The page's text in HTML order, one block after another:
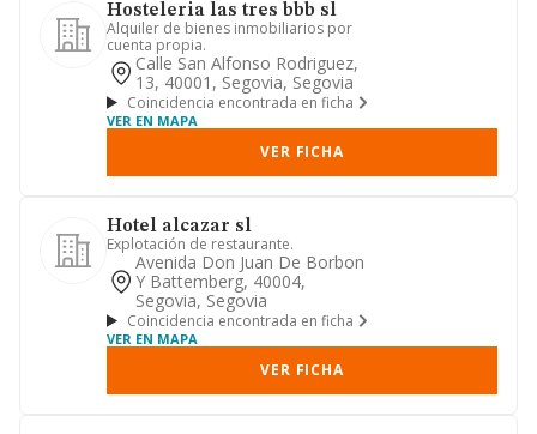
Hosteleria las tres bbb sl
Alquiler de bienes inmobiliarios por
cuenta propia.
Calle San Alfonso Rodriguez,
13, 40001, Segovia, Segovia
Coincidencia encontrada en ficha
VER EN MAPA
VER FICHA
Hotel alcazar sl
Explotación de restaurante.
Avenida Don Juan De Borbon
Y Battemberg, 40004,
Segovia, Segovia
Coincidencia encontrada en ficha
VER EN MAPA
VER FICHA